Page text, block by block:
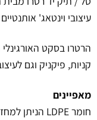
עיצובי וינטאג'
הרטרו בסקט
קניות, פיקניק וגם
מאפיינים
חומר LDPE הניתן למחזור